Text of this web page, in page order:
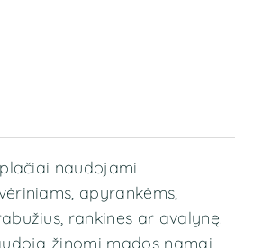
naudojami
apyrankėms,
rankines ar avalynę.
žinomi mados namai,